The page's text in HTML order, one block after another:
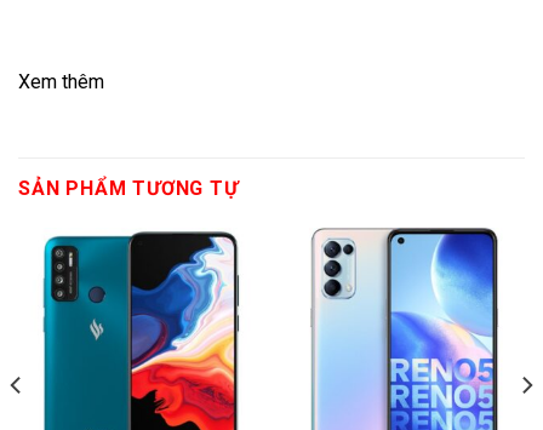
Xem thêm
SẢN PHẨM TƯƠNG TỰ